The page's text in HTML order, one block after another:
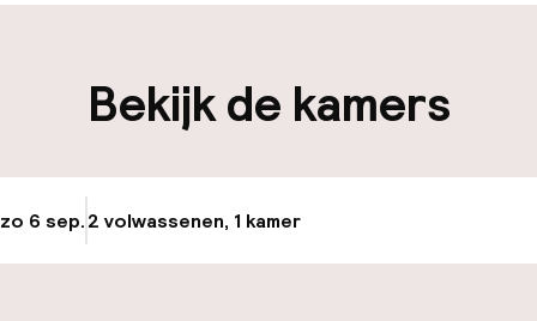
op eigen
Bekijk de kamers
6 sep.2 volwassenen, 1 kamer